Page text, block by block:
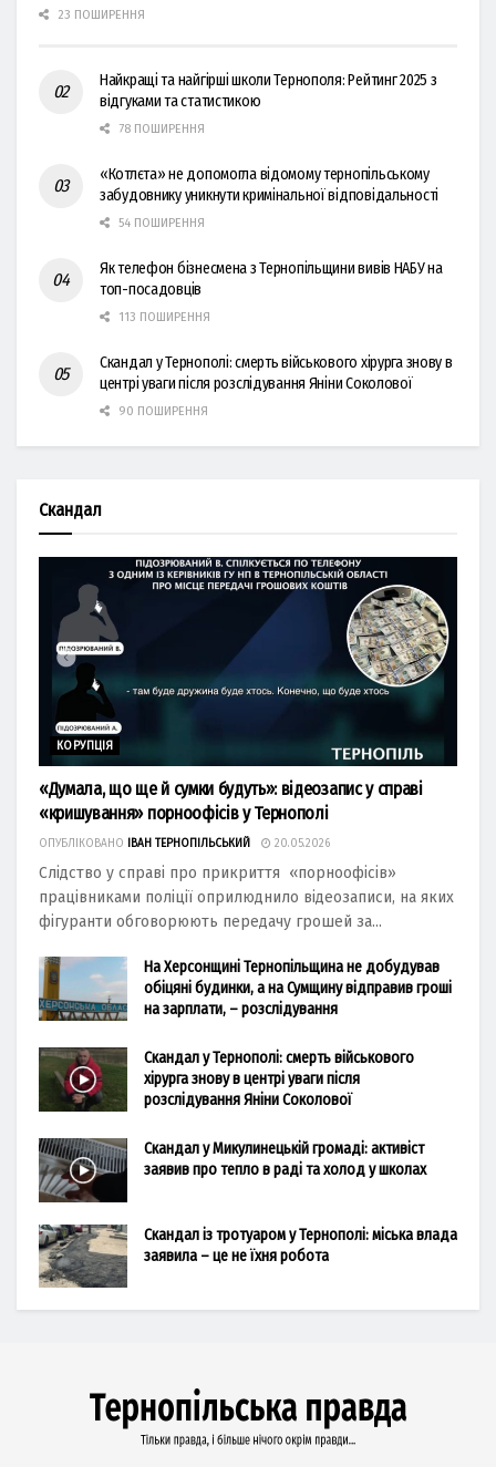
23 ПОШИРЕННЯ
Найкращі та найгірші школи Тернополя: Рейтинг 2025 з
відгуками та статистикою
78 ПОШИРЕННЯ
«Котлєта» не допомогла відомому тернопільському
забудовнику уникнути кримінальної відповідальності
54 ПОШИРЕННЯ
Як телефон бізнесмена з Тернопільщини вивів НАБУ на
топ-посадовців
113 ПОШИРЕННЯ
Скандал у Тернополі: смерть військового хірурга знову в
центрі уваги після розслідування Яніни Соколової
90 ПОШИРЕННЯ
Скандал
КОРУПЦІЯ
«Думала, що ще й сумки будуть»: відеозапис у справі
«кришування» порноофісів у Тернополі
ОПУБЛІКОВАНО ІВАН ТЕРНОПІЛЬСЬКИЙ 20.05.2026
Слідство у справі про прикриття «порноофісів»
працівниками поліції оприлюднило відеозаписи, на яких
фігуранти обговорюють передачу грошей за...
На Херсонщині Тернопільщина не добудував
обіцяні будинки, а на Сумщину відправив гроші
на зарплати, – розслідування
Скандал у Тернополі: смерть військового
хірурга знову в центрі уваги після
розслідування Яніни Соколової
Скандал у Микулинецькій громаді: активіст
заявив про тепло в раді та холод у школах
Скандал із тротуаром у Тернополі: міська влада
заявила – це не їхня робота